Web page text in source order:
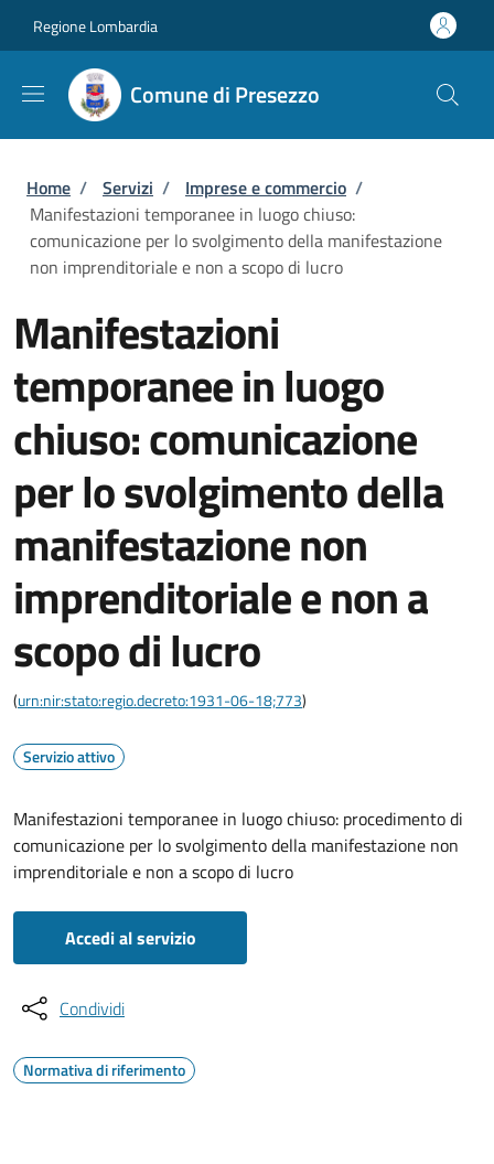
Regione Lombardia
Comune di Presezzo
Briciole di pane
Home / Servizi / Imprese e commercio /
Manifestazioni temporanee in luogo chiuso:
comunicazione per lo svolgimento della manifestazione
non imprenditoriale e non a scopo di lucro
Manifestazioni
temporanee in luogo
chiuso: comunicazione
per lo svolgimento della
manifestazione non
imprenditoriale e non a
scopo di lucro
(urn:nir:stato:regio.decreto:1931-06-18;773)
Servizio attivo
Manifestazioni temporanee in luogo chiuso: procedimento di
comunicazione per lo svolgimento della manifestazione non
imprenditoriale e non a scopo di lucro
Accedi al servizio
Condividi
Normativa di riferimento